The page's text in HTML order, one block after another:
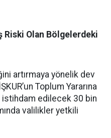
Riski Olan Bölgelerdeki
artırmaya yönelik dev
Toplum Yararına
istihdam edilecek 30 bin
valilikler yetkili